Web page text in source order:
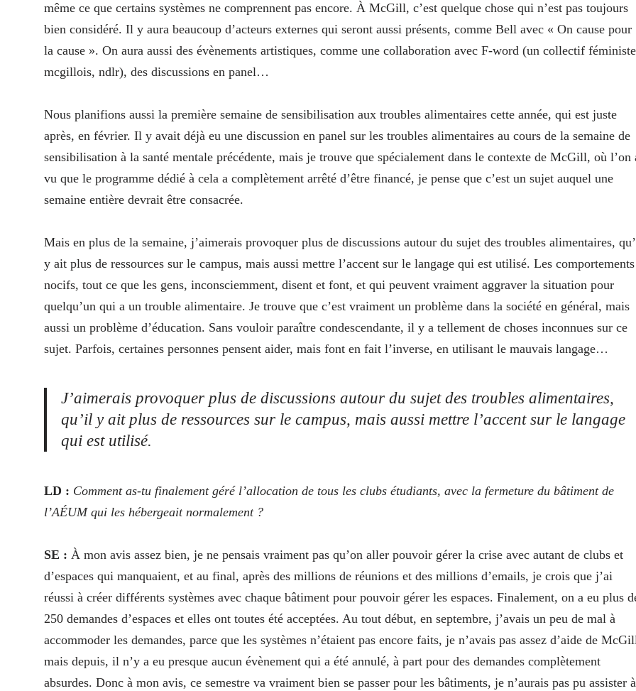
même ce que certains systèmes ne comprennent pas encore. À McGill, c’est quelque chose qui n’est pas toujours
bien considéré. Il y aura beaucoup d’acteurs externes qui seront aussi présents, comme Bell avec « On cause pour
la cause ». On aura aussi des évènements artistiques, comme une collaboration avec F‑word (un collectif féministe
mcgillois, ndlr), des discussions en panel…
Nous planifions aussi la première semaine de sensibilisation aux troubles alimentaires cette année, qui est juste
après, en février. Il y avait déjà eu une discussion en panel sur les troubles alimentaires au cours de la semaine de
sensibilisation à la santé mentale précédente, mais je trouve que spécialement dans le contexte de McGill, où l’on
vu que le programme dédié à cela a complètement arrêté d’être financé, je pense que c’est un sujet auquel une
semaine entière devrait être consacrée.
Mais en plus de la semaine, j’aimerais provoquer plus de discussions autour du sujet des troubles alimentaires,
y ait plus de ressources sur le campus, mais aussi mettre l’accent sur le langage qui est utilisé. Les comportements
nocifs, tout ce que les gens, inconsciemment, disent et font, et qui peuvent vraiment aggraver la situation pour
quelqu’un qui a un trouble alimentaire. Je trouve que c’est vraiment un problème dans la société en général, mais
aussi un problème d’éducation. Sans vouloir paraître condescendante, il y a tellement de choses inconnues sur ce
sujet. Parfois, certaines personnes pensent aider, mais font en fait l’inverse, en utilisant le mauvais langage…
J’aimerais provoquer plus de discussions autour du sujet des troubles alimentaires,
qu’il y ait plus de ressources sur le campus, mais aussi mettre l’accent sur le langage
qui est utilisé.
LD : Comment as-tu finalement géré l’allocation de tous les clubs étudiants, avec la fermeture du bâtiment de
l’AÉUM qui les hébergeait normalement ?
SE : À mon avis assez bien, je ne pensais vraiment pas qu’on aller pouvoir gérer la crise avec autant de clubs et
d’espaces qui manquaient, et au final, après des millions de réunions et des millions d’emails, je crois que j’ai
réussi à créer différents systèmes avec chaque bâtiment pour pouvoir gérer les espaces. Finalement, on a eu plus
250 demandes d’espaces et elles ont toutes été acceptées. Au tout début, en septembre, j’avais un peu de mal à
accommoder les demandes, parce que les systèmes n’étaient pas encore faits, je n’avais pas assez d’aide de
mais depuis, il n’y a eu presque aucun évènement qui a été annulé, à part pour des demandes complètement
absurdes. Donc à mon avis, ce semestre va vraiment bien se passer pour les bâtiments, je n’aurais pas pu assister à